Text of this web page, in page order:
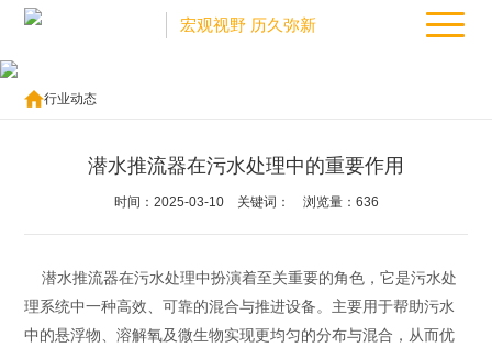
宏观视野 历久弥新
行业动态
潜水推流器在污水处理中的重要作用
时间： 2025-03-10关键词： 浏览量： 636
潜水推流器在污水处理中扮演着至关重要的角色，它是污水处
理系统中一种高效、可靠的混合与推进设备。主要用于帮助污水
中的悬浮物、溶解氧及微生物实现更均匀的分布与混合，从而优